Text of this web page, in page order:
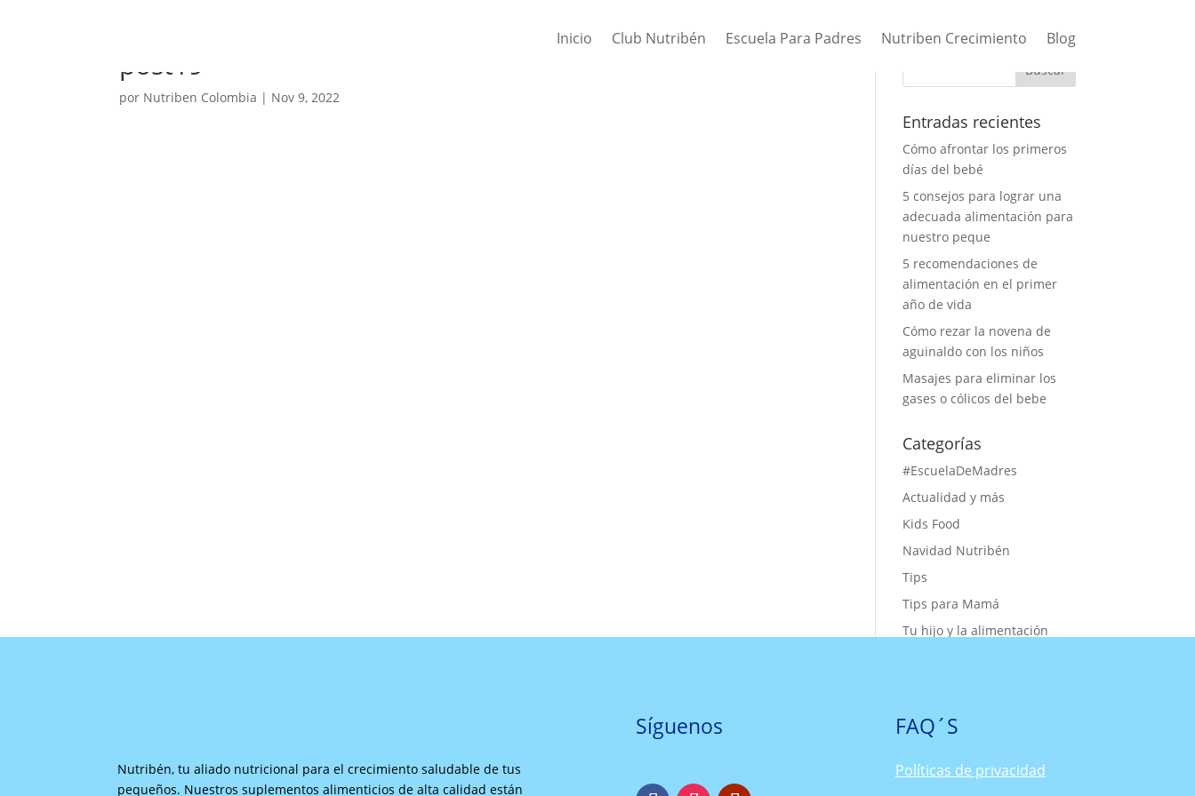
Inicio Club Nutribén Escuela Para Padres Nutriben Crecimiento Blog
post19
por Nutriben Colombia | Nov 9, 2022
Entradas recientes
Cómo afrontar los primeros
días del bebé
5 consejos para lograr una
adecuada alimentación para
nuestro peque
5 recomendaciones de
alimentación en el primer
año de vida
Cómo rezar la novena de
aguinaldo con los niños
Masajes para eliminar los
gases o cólicos del bebe
Categorías
#EscuelaDeMadres
Actualidad y más
Kids Food
Navidad Nutribén
Tips
Tips para Mamá
Tu hijo y la alimentación
Nutribén, tu aliado nutricional para el crecimiento saludable de tus
pequeños. Nuestros suplementos alimenticios de alta calidad están
Síguenos FAQ´S
Políticas de privacidad